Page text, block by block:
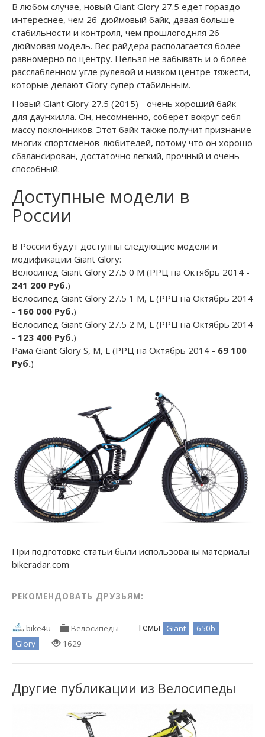
В любом случае, новый Giant Glory 27.5 едет гораздо
интереснее, чем 26-дюймовый байк, давая больше
стабильности и контроля, чем прошлогодняя 26-
дюймовая модель. Вес райдера располагается более
равномерно по центру. Нельзя не забывать и о более
расслабленном угле рулевой и низком центре тяжести,
которые делают Glory супер стабильным.
Новый Giant Glory 27.5 (2015) - очень хороший байк
для даунхилла. Он, несомненно, соберет вокруг себя
массу поклонников. Этот байк также получит признание
многих спортсменов-любителей, потому что он хорошо
сбалансирован, достаточно легкий, прочный и очень
способный.
Доступные модели в
России
В России будут доступны следующие модели и
модификации Giant Glory:
Велосипед Giant Glory 27.5 0 M (РРЦ на Октябрь 2014 -
241 200 Руб.)
Велосипед Giant Glory 27.5 1 M, L (РРЦ на Октябрь 2014
- 160 000 Руб.)
Велосипед Giant Glory 27.5 2 M, L (РРЦ на Октябрь 2014
- 123 400 Руб.)
Рама Giant Glory S, M, L (РРЦ на Октябрь 2014 - 69 100
Руб.)
При подготовке статьи были использованы материалы
bikeradar.com
РЕКОМЕНДОВАТЬ ДРУЗЬЯМ:
bike4u Велосипеды Темы Giant
650b
Glory
1629
Другие публикации из Велосипеды